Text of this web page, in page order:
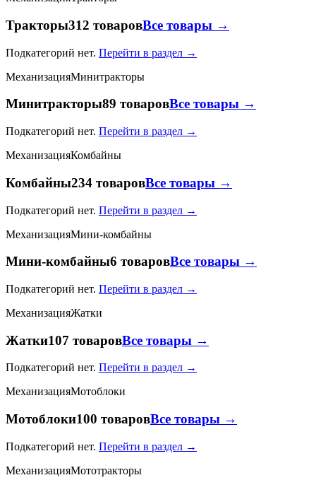
Тракторы312 товаровВсе товары →
Подкатегорий нет. Перейти в раздел →
МеханизацияМинитракторы
Минитракторы89 товаровВсе товары →
Подкатегорий нет. Перейти в раздел →
МеханизацияКомбайны
Комбайны234 товаровВсе товары →
Подкатегорий нет. Перейти в раздел →
МеханизацияМини-комбайны
Мини-комбайны6 товаровВсе товары →
Подкатегорий нет. Перейти в раздел →
МеханизацияЖатки
Жатки107 товаровВсе товары →
Подкатегорий нет. Перейти в раздел →
МеханизацияМотоблоки
Мотоблоки100 товаровВсе товары →
Подкатегорий нет. Перейти в раздел →
МеханизацияМототракторы